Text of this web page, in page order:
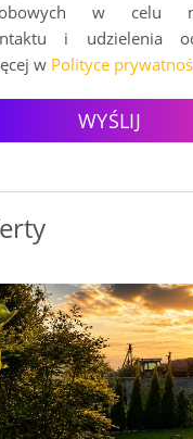
w celu
i udzielenia
w Polityce
WYŚLIJ